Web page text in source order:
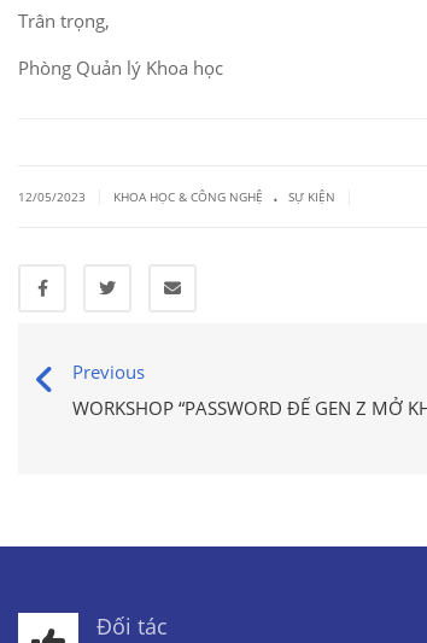
Trân trọng,
Phòng Quản lý Khoa học
12/05/2023 KHOA HỌC & CÔNG NGHỆ . SỰ KIỆN
Previous
WORKSHOP “PASSWORD ĐỂ GEN Z MỞ
Đối tác